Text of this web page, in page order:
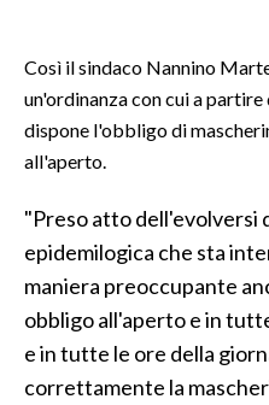
SARDI NEL MONDO
NOTIZIE
EVENTI
#CARAUNIONE
3 MINUTI CON
INSULARITÀ
Così il sindaco Nannino
un'ordinanza con cui a
dispone l'obbligo di
all'aperto.
"Preso atto dell'evolversi
epidemilogica che sta
maniera preoccupante
obbligo all'aperto e in
e in tutte le ore della
correttamente la